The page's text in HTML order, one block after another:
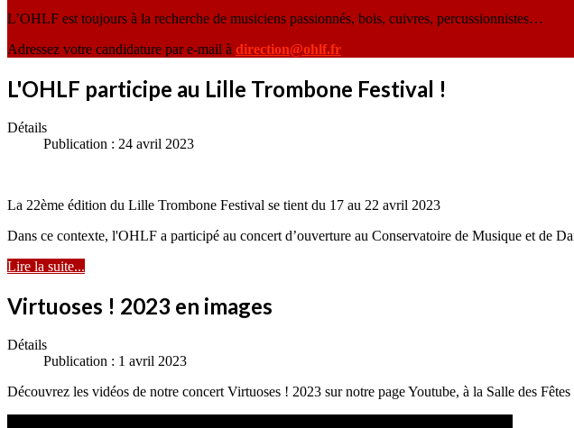
L’OHLF est toujours à la recherche de musiciens passionnés, bois, cuivres, percussionnistes…
Adressez votre candidature par e-mail à direction@ohlf.fr
L'OHLF participe au Lille Trombone Festival !
Détails
Publication : 24 avril 2023
La 22ème édition du Lille Trombone Festival se tient du 17 au 22 avril 2023
Dans ce contexte, l'OHLF a participé au concert d’ouverture au Conservatoire de Musique et de
Lire la suite...
Virtuoses ! 2023 en images
Détails
Publication : 1 avril 2023
Découvrez les vidéos de notre concert Virtuoses ! 2023 sur notre page Youtube, à la Salle des Fêtes